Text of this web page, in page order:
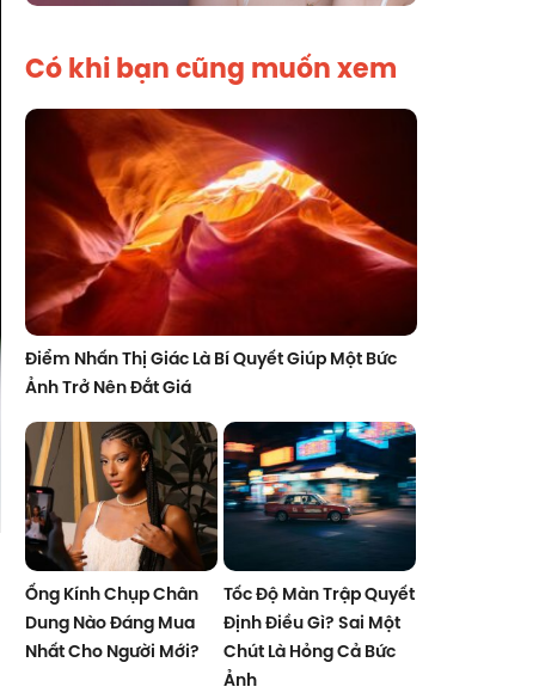
Có khi bạn cũng muốn xem
Điểm Nhấn Thị Giác Là Bí Quyết Giúp Một Bức
Ảnh Trở Nên Đắt Giá
Ống Kính Chụp Chân
Dung Nào Đáng Mua
Nhất Cho Người Mới?
Tốc Độ Màn Trập Quyết
Định Điều Gì? Sai Một
Chút Là Hỏng Cả Bức
Ảnh